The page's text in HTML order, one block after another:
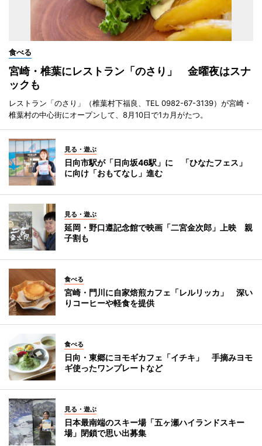
食べる
宮崎・椎葉にレストラン「のさり」 金曜夜はスナ
ックも
レストラン「のさり」（椎葉村下福良、TEL 0982-67-3139）が宮崎・
椎葉村の中心街にオープンして、8月10日で1カ月がたつ。
見る・遊ぶ
日向市駅が「日向坂46駅」に 「ひなたフェス」
に向け「おもてなし」進む
見る・遊ぶ
延岡・野口遵記念館で映画「二宮金次郎」上映 親
子割も
食べる
宮崎・門川に自家焙煎カフェ「レルリッカ」 深い
りコーヒーや軽食を提供
食べる
日向・東郷にヨモギカフェ「イチキ」 手摘みヨモ
ギ使ったワンプレートなど
見る・遊ぶ
日本最南端のスキー場「五ヶ瀬ハイランドスキー
場」閉鎖で思い出募集